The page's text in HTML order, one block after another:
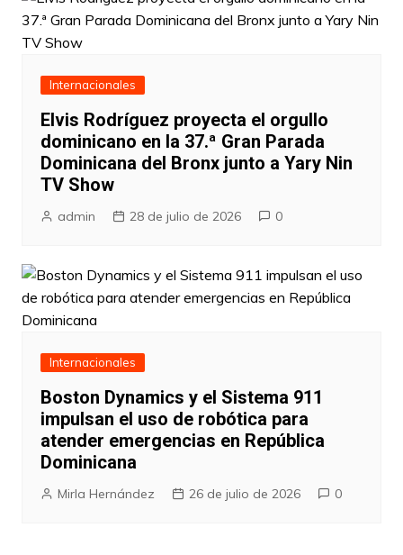
Internacionales
Elvis Rodríguez proyecta el orgullo
dominicano en la 37.ª Gran Parada
Dominicana del Bronx junto a Yary Nin
TV Show
admin 28 de julio de 2026 0
Internacionales
Boston Dynamics y el Sistema 911
impulsan el uso de robótica para
atender emergencias en República
Dominicana
Mirla Hernández 26 de julio de 2026 0